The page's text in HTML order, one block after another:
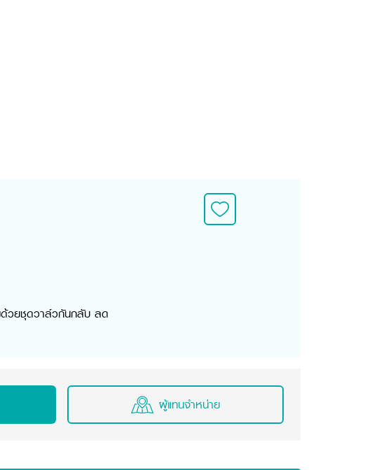
วยชุดวาล์วกันกลับ ลด
ผู้แทนจำหน่าย